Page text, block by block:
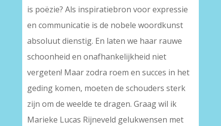
is poëzie? Als inspiratiebron voor expressie
en communicatie is de nobele woordkunst
absoluut dienstig. En laten we haar rauwe
schoonheid en onafhankelijkheid niet
vergeten! Maar zodra roem en succes in het
geding komen, moeten de schouders sterk
zijn om de weelde te dragen. Graag wil ik
Marieke Lucas Rijneveld gelukwensen met